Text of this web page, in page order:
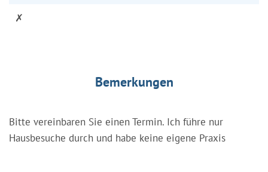
✗
Bemerkungen
Bitte vereinbaren Sie einen Termin. Ich führe nur
Hausbesuche durch und habe keine eigene Praxis